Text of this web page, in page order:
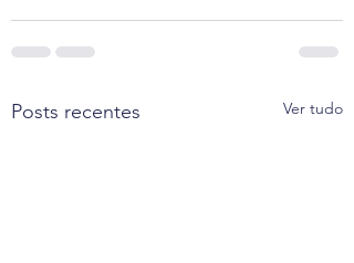
Posts recentes Ver tudo